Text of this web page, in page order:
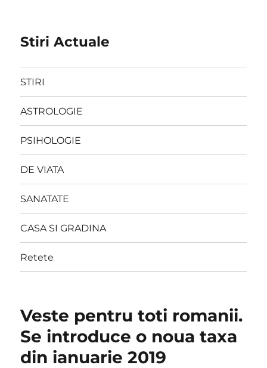
Stiri Actuale
STIRI
ASTROLOGIE
PSIHOLOGIE
DE VIATA
SANATATE
CASA SI GRADINA
Retete
Veste pentru toti romanii.
Se introduce o noua taxa
din ianuarie 2019